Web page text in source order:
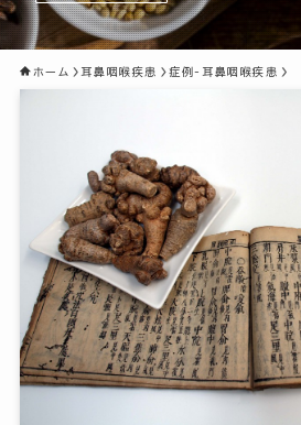
ホーム 耳鼻咽喉疾患 症例-耳鼻咽喉疾患